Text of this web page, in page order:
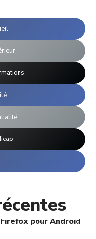
pour Android